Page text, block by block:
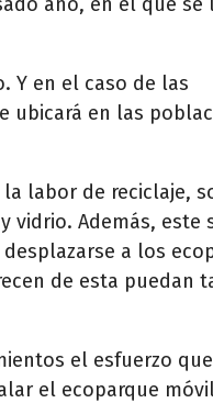
Y en el caso de las
ubicará en las
labor de reciclaje,
Además, este
a los
de esta puedan
el esfuerzo
el ecoparque